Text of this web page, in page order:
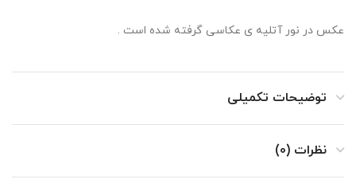
عکس در نور آتلیه ی عکاسی گرفته شده است .
توضیحات تکمیلی
نظرات (0)